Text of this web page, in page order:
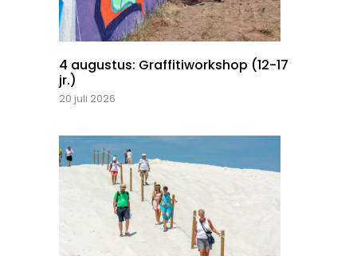
4 augustus: Graffitiworkshop (12-17
jr.)
20 juli 2026